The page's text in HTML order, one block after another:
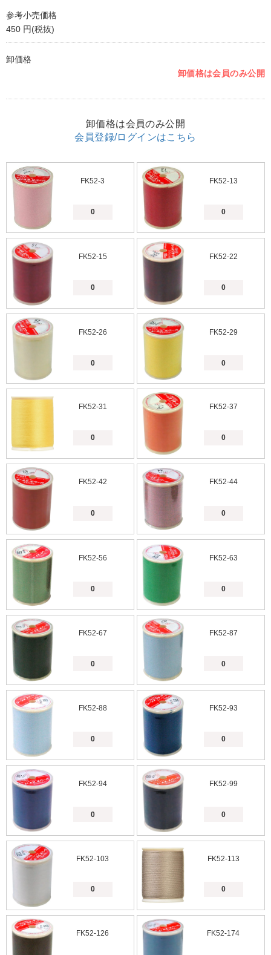
参考小売価格
450 円(税抜)
卸価格
卸価格は会員のみ公開
卸価格は会員のみ公開
会員登録/ログインはこちら
FK52-3 FK52-13
FK52-15 FK52-22
FK52-26 FK52-29
FK52-31 FK52-37
FK52-42 FK52-44
FK52-56 FK52-63
FK52-67 FK52-87
FK52-88 FK52-93
FK52-94 FK52-99
FK52-103 FK52-113
FK52-126 FK52-174